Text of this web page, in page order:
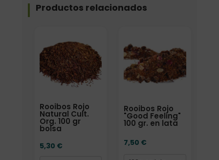
Productos relacionados
Rooibos Rojo
Natural Cult.
Org. 100 gr
bolsa
5,30 €
Rooibos Rojo
"Good Feeling"
100 gr. en lata
7,50 €